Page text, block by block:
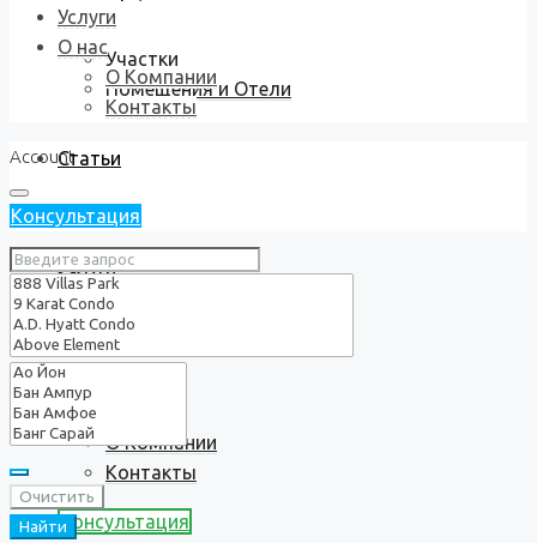
Участки
Помещения и Отели
Статьи
Услуги
О нас
О Компании
Контакты
Консультация
Услуги
О нас
О Компании
Контакты
Account
Консультация
Очистить
Найти